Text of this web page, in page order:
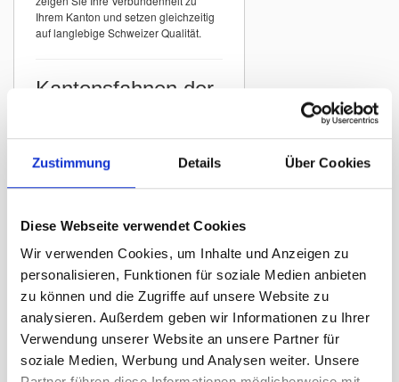
Zustimmung Details Über Cookies
Diese Webseite verwendet Cookies
Wir verwenden Cookies, um Inhalte und Anzeigen zu
personalisieren, Funktionen für soziale Medien anbieten
zu können und die Zugriffe auf unsere Website zu
analysieren. Außerdem geben wir Informationen zu Ihrer
Verwendung unserer Website an unsere Partner für
soziale Medien, Werbung und Analysen weiter. Unsere
Ihrem Kanton und setzen gleichzeitig
auf langlebige Schweizer Qualität.
Kantonsfahnen der
In unserem Sortiment finden Sie
Kantonemit originalgetreuer
Darstellung der offiziellen Wappen.
Kantonsfahne Zürich
Kantonsfahne Bern
Kantonsfahne St. Gallen
Kantonsfahne Graubünden
Kantonsfahne Luzern
Kantonsfahne Thurgau